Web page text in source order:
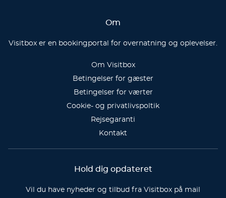
Om
Visitbox er en bookingportal for overnatning og oplevelser.
Om Visitbox
Betingelser for gæster
Betingelser for værter
Cookie- og privatlivspoltik
Rejsegaranti
Kontakt
Hold dig opdateret
Vil du have nyheder og tilbud fra Visitbox på mail